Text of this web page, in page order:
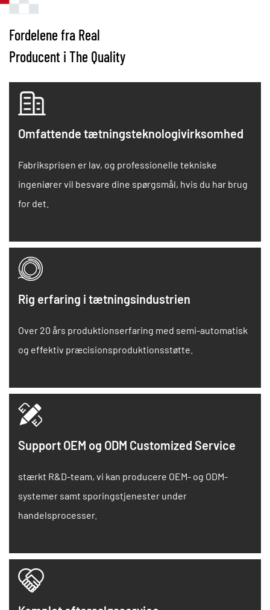
Fordelene fra Real
Producent i The Quality
Omfattende tætningsteknologivirksomhed
Fabriksprisen er lav, og professionelle tekniske
ingeniører vil besvare dine spørgsmål, hvis du har brug
for det.
Rig erfaring i tætningsindustrien
Over 20 års produktionserfaring med semi-automatisk
og effektiv præcisionsproduktionsstøtte.
Support OEM og ODM Customized Service
stærkt R&D-team, vi kan producere OEM- og ODM-
systemer samt sporingstjenester under
handelsprocesser.